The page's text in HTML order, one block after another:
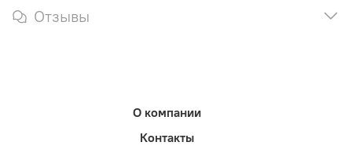
Отзывы
О компании
Контакты